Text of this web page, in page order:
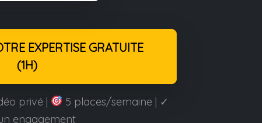
EXPERTISE GRATUITE
(1H)
privé |
5 places/semaine | ✓
engagement